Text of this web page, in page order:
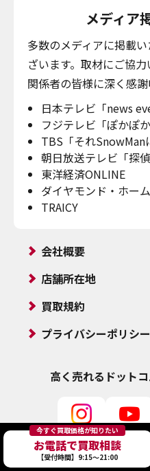
今すぐ買取価格が知りたい
お電話で買取相談
【受付時間】9:15～21:00
メディア
多数のメディアに掲載
ざいます。取材にご協
関係者の皆様に深く感謝
日本テレビ「news
フジテレビ「ぽかぽか
TBS「それSnowMan
朝日放送テレビ「探
東洋経済ONLINE
ダイヤモンド・ホー
TRAICY
会社概要
店舗所在地
買取規約
プライバシーポリシー
高く売れるドット